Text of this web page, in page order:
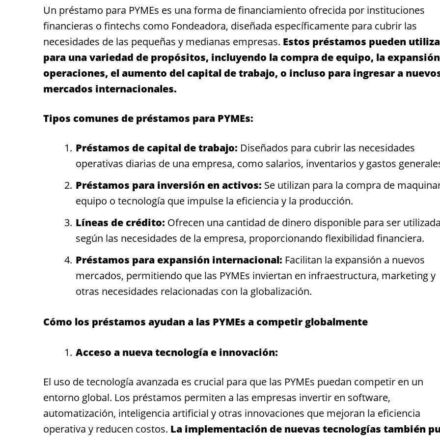
Un préstamo para PYMEs es una forma de financiamiento ofrecida por instituciones
financieras o fintechs como Fondeadora, diseñada específicamente para cubrir las
necesidades de las pequeñas y medianas empresas. Estos préstamos pueden
para una variedad de propósitos, incluyendo la compra de equipo, la
operaciones, el aumento del capital de trabajo, o incluso para ingresar a
mercados internacionales.
Tipos comunes de préstamos para PYMEs:
Préstamos de capital de trabajo: Diseñados para cubrir las necesidades
operativas diarias de una empresa, como salarios, inventarios y gastos
Préstamos para inversión en activos: Se utilizan para la compra de
equipo o tecnología que impulse la eficiencia y la producción.
Líneas de crédito: Ofrecen una cantidad de dinero disponible para ser utilizada
según las necesidades de la empresa, proporcionando flexibilidad financiera.
Préstamos para expansión internacional: Facilitan la expansión a nuevos
mercados, permitiendo que las PYMEs inviertan en infraestructura, marketing y
otras necesidades relacionadas con la globalización.
Cómo los préstamos ayudan a las PYMEs a competir globalmente
Acceso a nueva tecnología e innovación:
El uso de tecnología avanzada es crucial para que las PYMEs puedan competir en un
entorno global. Los préstamos permiten a las empresas invertir en software,
automatización, inteligencia artificial y otras innovaciones que mejoran la eficiencia
operativa y reducen costos. La implementación de nuevas tecnologías también